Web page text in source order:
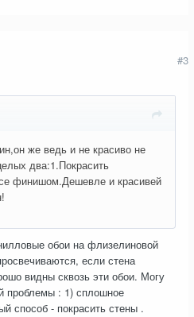
#3
же ведь и не красиво не
два:1.Покрасить
финишом.Дешевле и красивей
обои на флизелиновой
если стена
видны сквозь эти обои. Могу
проблемы : 1) сплошное
способ - покрасить стены .